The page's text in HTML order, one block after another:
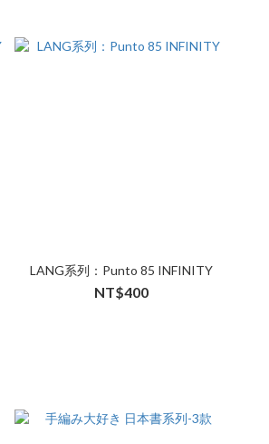
LANG系列：Punto 85 INFINITY
NT$400